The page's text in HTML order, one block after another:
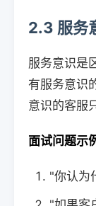
2.3 服务
服务意识是
有服务意识
意识的客服
面试问题示
"你认为